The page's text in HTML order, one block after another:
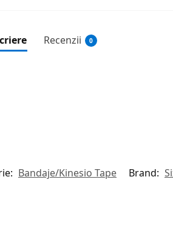
Recenzii 0
Bandaje/Kinesio Tape Brand: